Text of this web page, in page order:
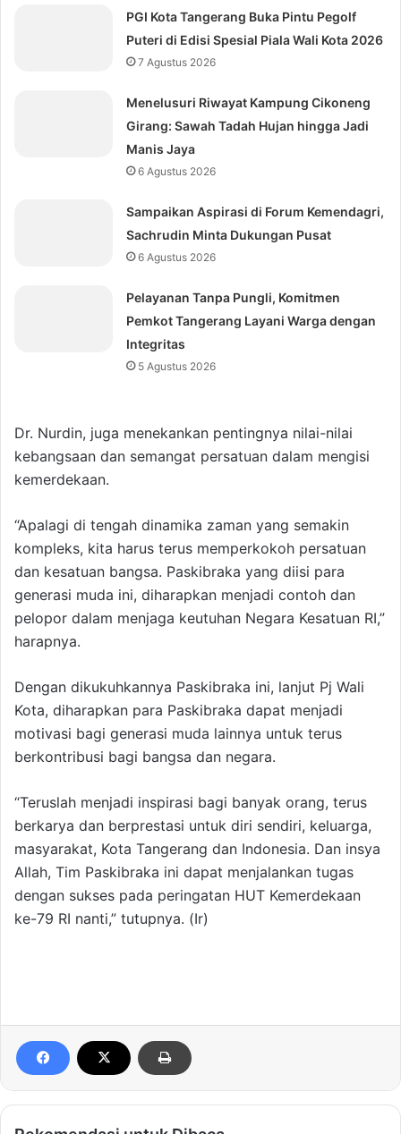
PGI Kota Tangerang Buka Pintu Pegolf
Puteri di Edisi Spesial Piala Wali Kota 2026
7 Agustus 2026
Menelusuri Riwayat Kampung Cikoneng
Girang: Sawah Tadah Hujan hingga Jadi
Manis Jaya
6 Agustus 2026
Sampaikan Aspirasi di Forum Kemendagri,
Sachrudin Minta Dukungan Pusat
6 Agustus 2026
Pelayanan Tanpa Pungli, Komitmen
Pemkot Tangerang Layani Warga dengan
Integritas
5 Agustus 2026
Dr. Nurdin, juga menekankan pentingnya nilai-nilai
kebangsaan dan semangat persatuan dalam mengisi
kemerdekaan.
“Apalagi di tengah dinamika zaman yang semakin
kompleks, kita harus terus memperkokoh persatuan
dan kesatuan bangsa. Paskibraka yang diisi para
generasi muda ini, diharapkan menjadi contoh dan
pelopor dalam menjaga keutuhan Negara Kesatuan RI,”
harapnya.
Dengan dikukuhkannya Paskibraka ini, lanjut Pj Wali
Kota, diharapkan para Paskibraka dapat menjadi
motivasi bagi generasi muda lainnya untuk terus
berkontribusi bagi bangsa dan negara.
“Teruslah menjadi inspirasi bagi banyak orang, terus
berkarya dan berprestasi untuk diri sendiri, keluarga,
masyarakat, Kota Tangerang dan Indonesia. Dan insya
Allah, Tim Paskibraka ini dapat menjalankan tugas
dengan sukses pada peringatan HUT Kemerdekaan
ke-79 RI nanti,” tutupnya. (Ir)